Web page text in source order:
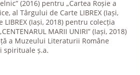
(2016) pentru „Cartea Roșie a
al Târgului de Carte LIBREX (Iași,
(Iași, 2018) pentru colecția
MARII UNIRI” (Iași, 2018)
a Muzeului Literaturii Române
spirituale ș.a.